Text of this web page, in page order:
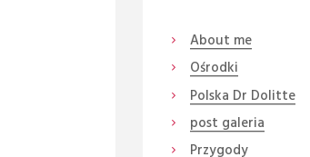
About me
Ośrodki
Polska Dr Dolitte
post galeria
Przygody